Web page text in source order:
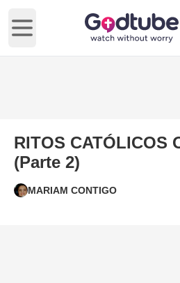
Open main menu
RITOS CATÓLICOS
(Parte 2)
MARIAM CONTIGO